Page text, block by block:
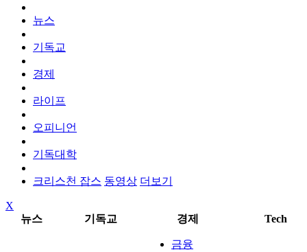
뉴스
기독교
경제
라이프
오피니언
기독대학
크리스천 잡스 동영상 더보기
X
뉴스
기독교 경제 Tech
금융